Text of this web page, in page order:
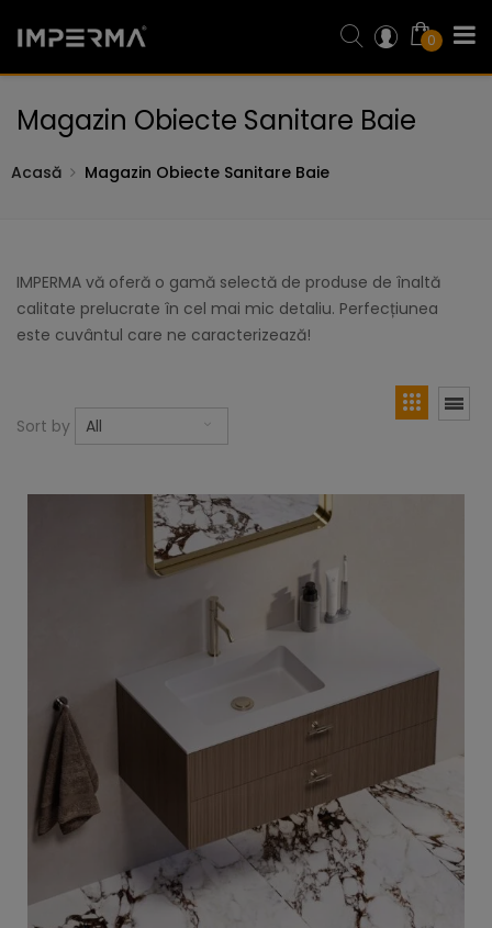
0
Magazin Obiecte Sanitare Baie
Acasă Magazin Obiecte Sanitare Baie
IMPERMA vă oferă o gamă selectă de produse de înaltă
calitate prelucrate în cel mai mic detaliu. Perfecțiunea
este cuvântul care ne caracterizează!
Sort by All